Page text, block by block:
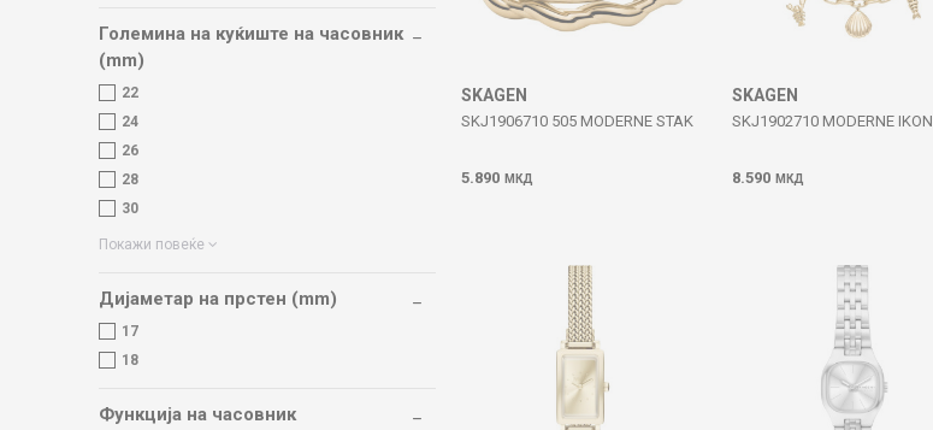
Големина на куќиште на часовник
(mm)
22
24
26
28
30
Покажи повеќе
Дијаметар на прстен (mm)
17
18
Функција на часовник
SKAGEN
SKJ1906710 505 MODERNE STAK
5.890 МКД
SKAGEN
SKJ1902710 MODERNE IKON
8.590 МКД